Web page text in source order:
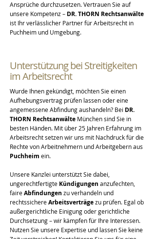
Ansprüche durchzusetzen. Vertrauen Sie auf
unsere Kompetenz – DR. THORN Rechtsanwälte
ist Ihr verlässlicher Partner für Arbeitsrecht in
Puchheim und Umgebung.
Unterstützung bei Streitigkeiten
im Arbeitsrecht
Wurde Ihnen gekündigt, möchten Sie einen
Aufhebungsvertrag prüfen lassen oder eine
angemessene Abfindung aushandeln? Bei DR.
THORN Rechtsanwälte München sind Sie in
besten Händen. Mit über 25 Jahren Erfahrung im
Arbeitsrecht setzen wir uns mit Nachdruck für die
Rechte von Arbeitnehmern und Arbeitgebern aus
Puchheim ein.
Unsere Kanzlei unterstützt Sie dabei,
ungerechtfertigte Kündigungen anzufechten,
faireAbfindungen zu verhandeln und
rechtssichereArbeitsverträgezu prüfen. Egal ob
außergerichtliche Einigung oder gerichtliche
Durchsetzung – wir kämpfen für Ihre Interessen.
Nutzen Sie unsere Expertise und lassen Sie keine